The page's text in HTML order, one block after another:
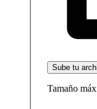
Sube tu
Tamaño